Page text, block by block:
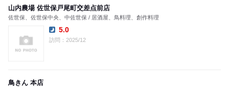
山内農場 佐世保戸尾町交差点前店
佐世保、佐世保中央、中佐世保 / 居酒屋、鳥料理、創作料理
Dinner:
5.0
訪問：2025/12
鳥きん 本店